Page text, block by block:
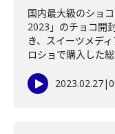
国内最大級のショ
2023」のチョコ開
き、スイーツメデ
ロショで購入した
2023.02.27|